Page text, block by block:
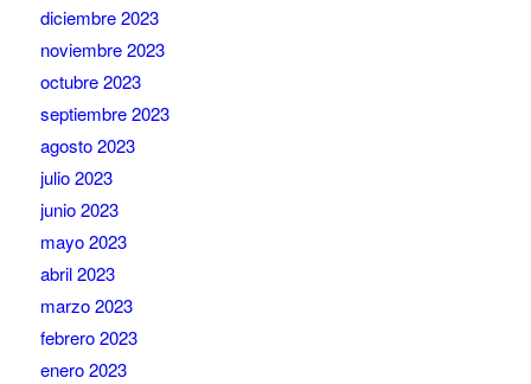
diciembre 2023
noviembre 2023
octubre 2023
septiembre 2023
agosto 2023
julio 2023
junio 2023
mayo 2023
abril 2023
marzo 2023
febrero 2023
enero 2023